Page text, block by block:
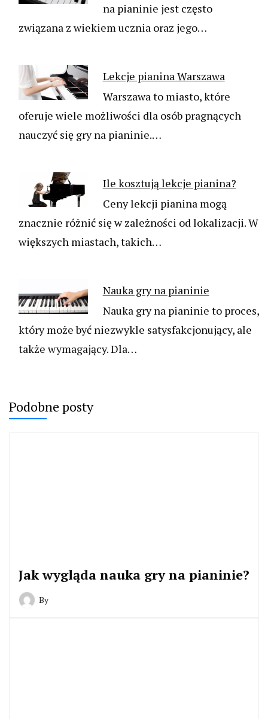
na pianinie jest często
związana z wiekiem ucznia oraz jego…
Lekcje pianina Warszawa
Warszawa to miasto, które
oferuje wiele możliwości dla osób pragnących
nauczyć się gry na pianinie.…
Ile kosztują lekcje pianina?
Ceny lekcji pianina mogą
znacznie różnić się w zależności od lokalizacji. W
większych miastach, takich…
Nauka gry na pianinie
Nauka gry na pianinie to proces,
który może być niezwykle satysfakcjonujący, ale
także wymagający. Dla…
Podobne posty
Jak wygląda nauka gry na pianinie?
By